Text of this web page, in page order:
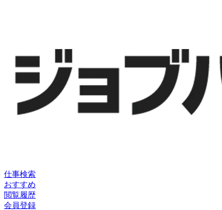
仕事検索
おすすめ
閲覧履歴
会員登録